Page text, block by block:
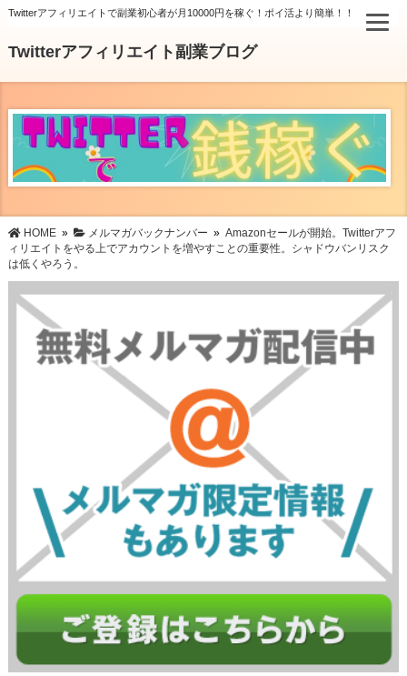
Twitterアフィリエイトで副業初心者が月10000円を稼ぐ！ポイ活より簡単！！
Twitterアフィリエイト副業ブログ
HOME» メルマガバックナンバー » Amazonセールが開始。Twitterアフ
ィリエイトをやる上でアカウントを増やすことの重要性。シャドウバンリスク
は低くやろう。